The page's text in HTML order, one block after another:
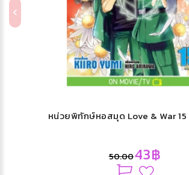
หน่วยพิทักษ์หอสมุด Love & War 15
50.0043฿